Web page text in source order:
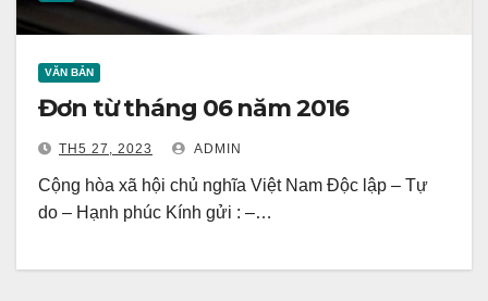
VĂN BẢN
Đơn từ tháng 06 năm 2016
TH5 27, 2023 ADMIN
Cộng hòa xã hội chủ nghĩa Việt Nam Độc lập – Tự
do – Hạnh phúc Kính gửi : –…